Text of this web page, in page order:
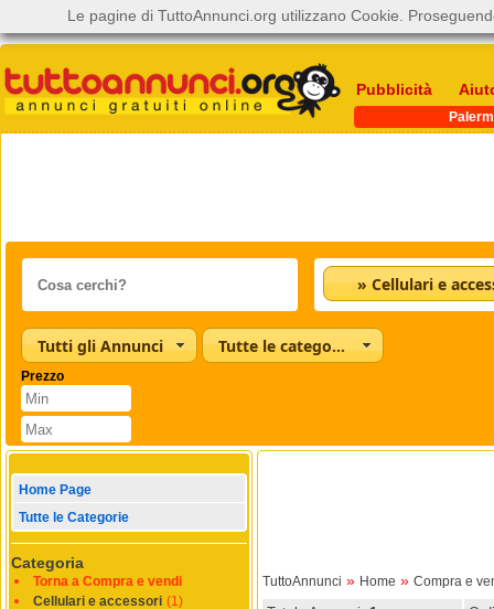
Pubblicità
» Cellulari e
Tutti gli Annunci Tutte le categorie
Prezzo
Home Page
Tutte le Categorie
Categoria
Torna a Compra e vendi
Cellulari e accessori (1)
TuttoAnnunci » Home » Compra e
Le pagine di TuttoAnnunci.org utilizzano Cookie.